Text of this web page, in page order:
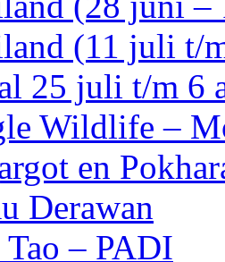
(11 juli t/
25 juli t/m 6
Wildlife –
en
Derawan
– PADI